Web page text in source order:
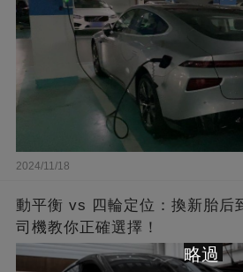
2024/11/18
動平衡 vs 四輪定位：換新胎后
司機教你正確選擇！
略過